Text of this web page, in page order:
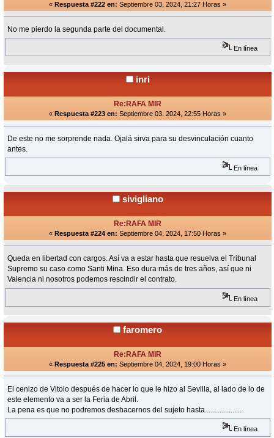
« Respuesta #222 en: Septiembre 03, 2024, 21:27 Horas »
No me pierdo la segunda parte del documental.
En línea
inri
Re:RAFA MIR
« Respuesta #223 en: Septiembre 03, 2024, 22:55 Horas »
De este no me sorprende nada. Ojalá sirva para su desvinculación cuanto
antes.
En línea
sivigliano
Re:RAFA MIR
« Respuesta #224 en: Septiembre 04, 2024, 17:50 Horas »
Queda en libertad con cargos. Así va a estar hasta que resuelva el Tribunal
Supremo su caso como Santi Mina. Eso dura más de tres años, así que ni
Valencia ni nosotros podemos rescindir el contrato.
En línea
faromero
Re:RAFA MIR
« Respuesta #225 en: Septiembre 04, 2024, 19:00 Horas »
El cenizo de Vitolo después de hacer lo que le hizo al Sevilla, al lado de lo de
este elemento va a ser la Feria de Abril.
La pena es que no podremos deshacernos del sujeto hasta....................
En línea